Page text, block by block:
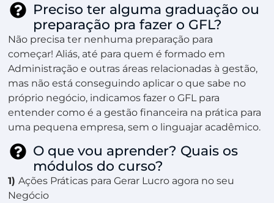
Preciso ter alguma graduação ou
preparação pra fazer o GFL?
Não precisa ter nenhuma preparação para
começar! Aliás, até para quem é formado em
Administração e outras áreas relacionadas à gestão,
mas não está conseguindo aplicar o que sabe no
próprio negócio, indicamos fazer o GFL para
entender como é a gestão financeira na prática para
uma pequena empresa, sem o linguajar acadêmico.
O que vou aprender? Quais os
módulos do curso?
1)Ações Práticas para Gerar Lucro agora no seu
Negócio